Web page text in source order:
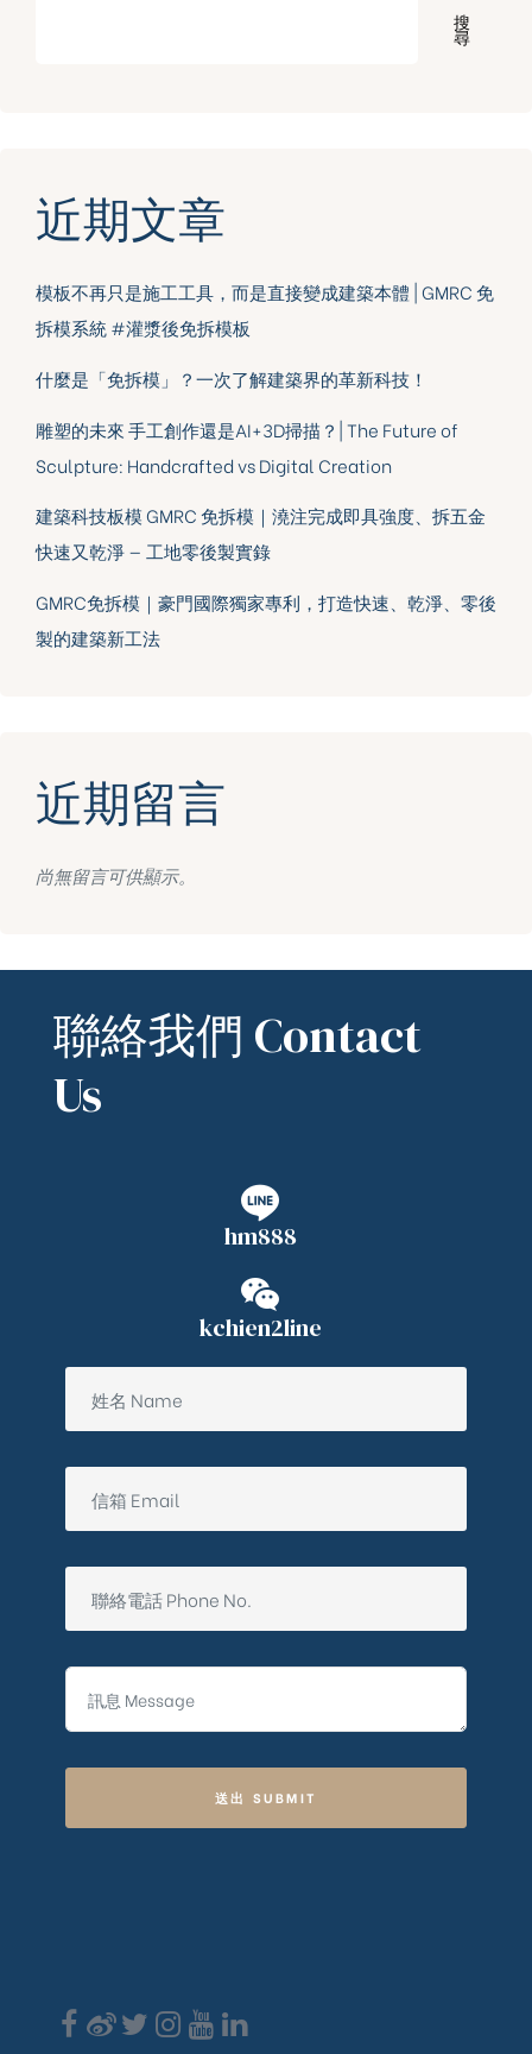
搜
尋
近期文章
模板不再只是施工工具，而是直接變成建築本體 | GMRC 免
拆模系統 #灌漿後免拆模板
什麼是「免拆模」？一次了解建築界的革新科技！
雕塑的未來 手工創作還是AI+3D掃描？| The Future of
Sculpture: Handcrafted vs Digital Creation
建築科技板模 GMRC 免拆模｜澆注完成即具強度、拆五金
快速又乾淨 — 工地零後製實錄
GMRC免拆模｜豪門國際獨家專利，打造快速、乾淨、零後
製的建築新工法
近期留言
尚無留言可供顯示。
聯絡我們 Contact
Us
hm888
kchien2line
送出 SUBMIT